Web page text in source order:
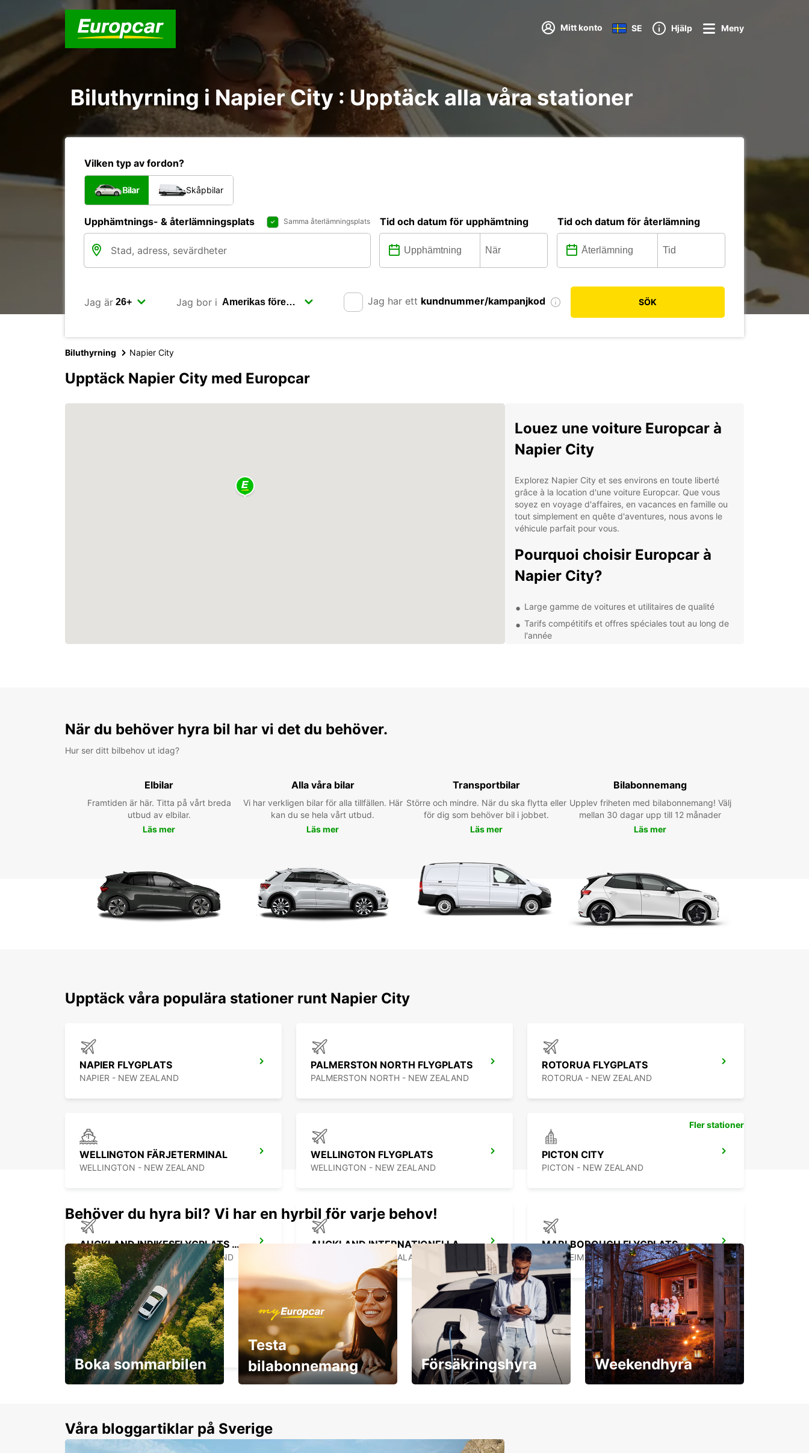
Mitt konto SE Hjälp Meny
Biluthyrning i Napier City : Upptäck alla våra stationer
Vilken typ av fordon?
Bilar Skåpbilar
Upphämtnings- & återlämningsplats Samma återlämningsplats Tid och datum för upphämtning Tid och datum för återlämning
Jag är Jag bor i Jag har ett kundnummer/kampanjkod SÖK
Biluthyrning Napier City
Upptäck Napier City med Europcar
Louez une voiture Europcar à
Napier City
Explorez Napier City et ses environs en toute liberté
grâce à la location d'une voiture Europcar. Que vous
soyez en voyage d'affaires, en vacances en famille ou
tout simplement en quête d'aventures, nous avons le
véhicule parfait pour vous.
Pourquoi choisir Europcar à
Napier City?
Large gamme de voitures et utilitaires de qualité
Tarifs compétitifs et offres spéciales tout au long de
l'année
unique, ses magnifiques vignobles et ses plages de
sable fin. Profitez de votre location de voiture Europcar
pour visiter les vignobles de la région, vous détendre
sur les plages de la côte est ou découvrir les trésors
voiture Europcar à Napier City
Ne perdez pas une minute de plus et réservez dès
maintenant votre voiture Europcar à Napier City. Que
vous ayez besoin d'une petite citadine, d'un SUV
När du behöver hyra bil har vi det du behöver.
Hur ser ditt bilbehov ut idag?
Elbilar
Framtiden är här. Titta på vårt breda
utbud av elbilar.
Läs mer
Alla våra bilar
Vi har verkligen bilar för alla tillfällen. Här
kan du se hela vårt utbud.
Läs mer
Transportbilar
Större och mindre. När du ska flytta eller
för dig som behöver bil i jobbet.
Läs mer
Bilabonnemang
Upplev friheten med bilabonnemang! Välj
mellan 30 dagar upp till 12 månader
Läs mer
Upptäck våra populära stationer runt Napier City
NAPIER FLYGPLATS
NAPIER - NEW ZEALAND
PALMERSTON NORTH FLYGPLATS
PALMERSTON NORTH - NEW ZEALAND
ROTORUA FLYGPLATS
ROTORUA - NEW ZEALAND
WELLINGTON FÄRJETERMINAL
WELLINGTON - NEW ZEALAND
WELLINGTON FLYGPLATS
WELLINGTON - NEW ZEALAND
PICTON CITY
PICTON - NEW ZEALAND
AUCKLAND INRIKESFLYGPLATS - SHUTTLE
AUCKLAND AIRPORT - NEW ZEALAND
AUCKLAND INTERNATIONELLA FLYGPLATS
AUCKLAND - NEW ZEALAND
MARLBOROUGH FLYGPLATS
BLENHEIM - NEW ZEALAND
AUCKLAND CITY
AUCKLAND - NEW ZEALAND
Fler stationer
Behöver du hyra bil? Vi har en hyrbil för varje behov!
Boka sommarbilen
Testa
bilabonnemang
Försäkringshyra Weekendhyra
Våra bloggartiklar på Sverige